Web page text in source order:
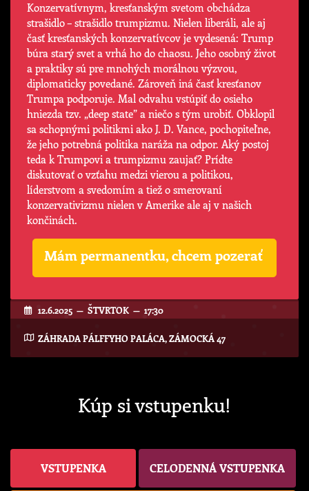
Konzervatívnym, kresťanským svetom obchádza
strašidlo – strašidlo trumpizmu. Nielen liberáli, ale aj
časť kresťanských konzervatívcov je vydesená: Trump
búra starý svet a vrhá ho do chaosu. Jeho osobný život
a praktiky sú pre mnohých morálnou výzvou,
diplomaticky povedané. Zároveň iná časť kresťanov
Trumpa podporuje. Mal odvahu vstúpiť do osieho
hniezda tzv. „deep state” a niečo s tým urobiť. Obklopil
sa schopnými politikmi ako J. D. Vance, pochopiteľne,
že jeho potrebná politika naráža na odpor. Aký postoj
teda k Trumpovi a trumpizmu zaujať? Prídte
diskutovať o vzťahu medzi vierou a politikou,
líderstvom a svedomím a tiež o smerovaní
konzervativizmu nielen v Amerike ale aj v našich
končinách.
Mám permanentku, chcem pozerať
12.6.2025 — ŠTVRTOK — 17:30
ZÁHRADA PÁLFFYHO PALÁCA, ZÁMOCKÁ 47
Kúp si vstupenku!
VSTUPENKA CELODENNÁ VSTUPENKA